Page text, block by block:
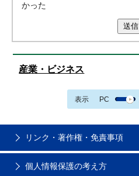
かった
送信
産業・ビジネス
表示 PC
リンク・著作権・免責事項
個人情報保護の考え方